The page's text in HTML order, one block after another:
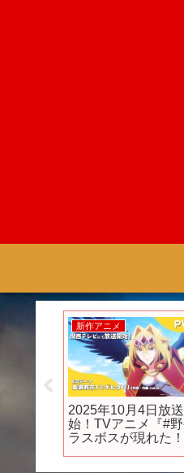
新作アニメ
2025年10月4日放
始！TVアニメ『#
ラスボスが現れた